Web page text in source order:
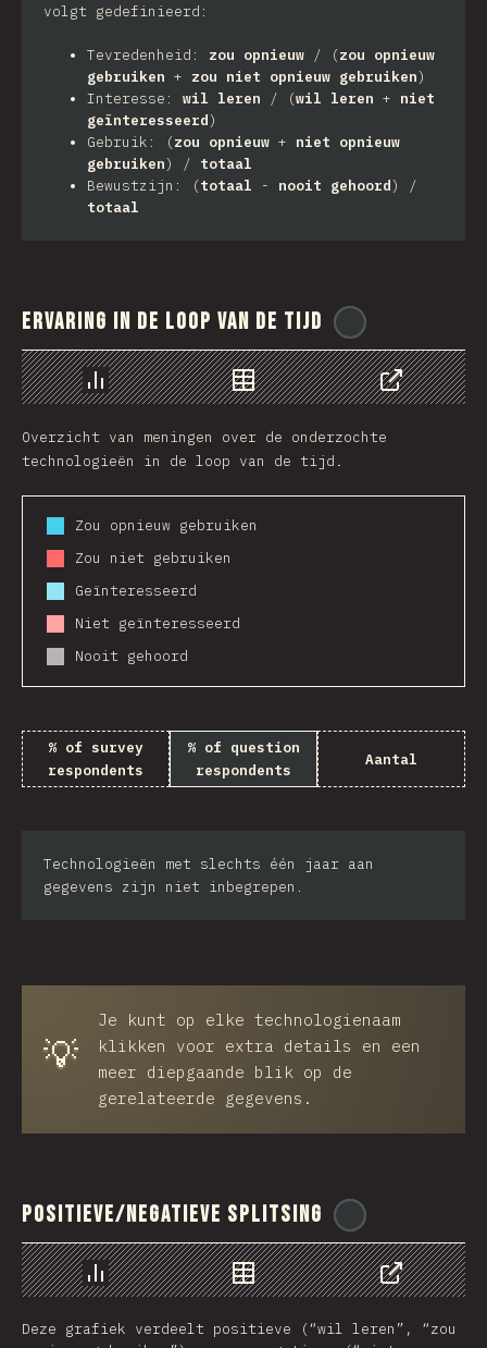
volgt gedefinieerd:
Tevredenheid: zou opnieuw / (zou opnieuw
gebruiken + zou niet opnieuw gebruiken)
Interesse: wil leren / (wil leren + niet
geïnteresseerd)
Gebruik: (zou opnieuw + niet opnieuw
gebruiken) / totaal
Bewustzijn: (totaal - nooit gehoord) /
totaal
Ervaring in de loop van de tijd
Chart Data
Share
Overzicht van meningen over de onderzochte
technologieën in de loop van de tijd.
Zou opnieuw gebruiken
Zou niet gebruiken
Geïnteresseerd
Niet geïnteresseerd
Nooit gehoord
% of survey
respondents
% of question
respondents
Aantal
Technologieën met slechts één jaar aan
gegevens zijn niet inbegrepen.
💡
Je kunt op elke technologienaam
klikken voor extra details en een
meer diepgaande blik op de
gerelateerde gegevens.
Positieve/Negatieve splitsing
Chart Data
Share
Deze grafiek verdeelt positieve (“wil leren”, “zou